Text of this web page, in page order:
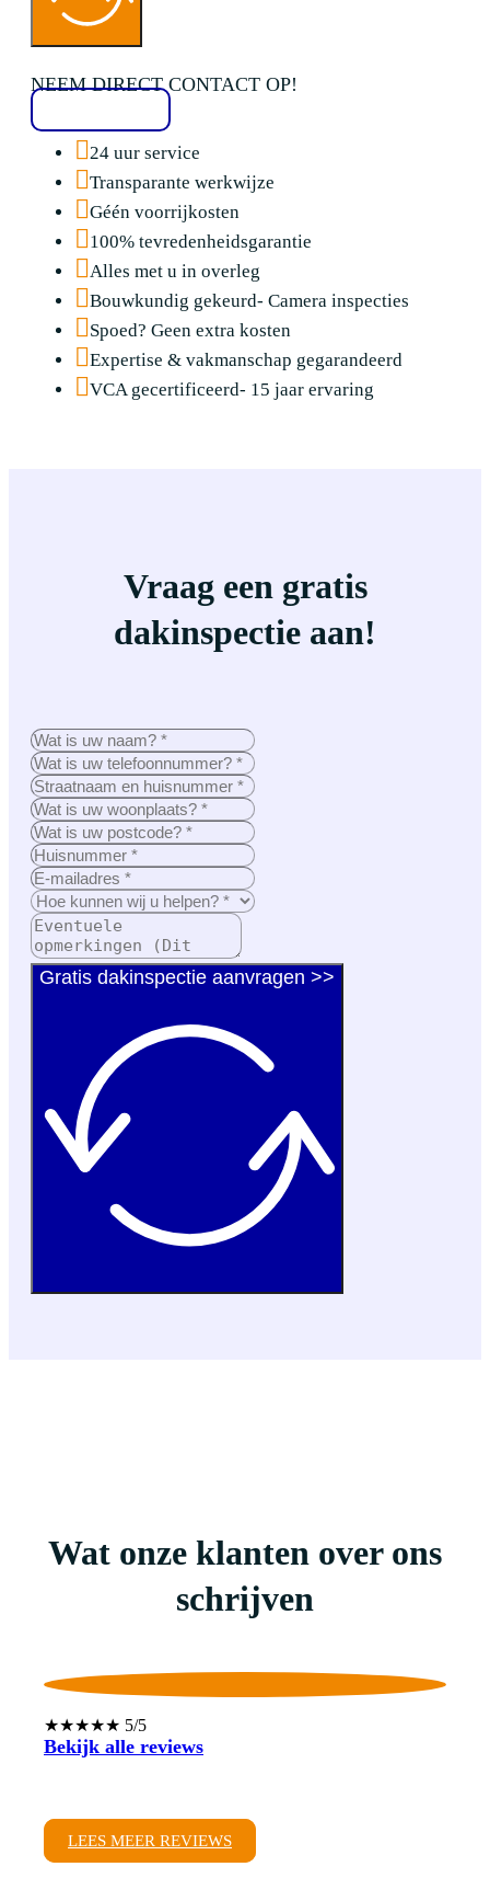
NEEM DIRECT CONTACT OP!
24 uur service
Transparante werkwijze
Géén voorrijkosten
100% tevredenheidsgarantie
Alles met u in overleg
Bouwkundig gekeurd- Camera inspecties
Spoed? Geen extra kosten
Expertise & vakmanschap gegarandeerd
VCA gecertificeerd- 15 jaar ervaring
Vraag een gratis
dakinspectie aan!
Gratis dakinspectie aanvragen >>
Wat onze klanten over ons
schrijven
★★★★★ 5/5
Bekijk alle reviews
LEES MEER REVIEWS